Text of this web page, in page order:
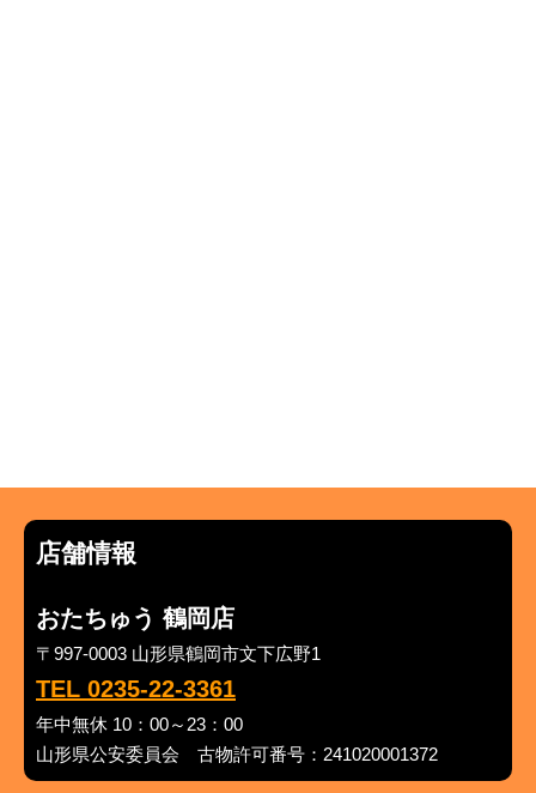
店舗情報
おたちゅう 鶴岡店
〒997-0003 山形県鶴岡市文下広野1
TEL 0235-22-3361
年中無休 10：00～23：00
山形県公安委員会 古物許可番号：241020001372